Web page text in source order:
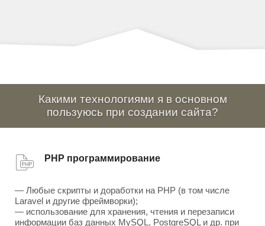
Какими технологиями я в основном
пользуюсь при создании сайта?
PHP программирование
— Любые скрипты и доработки на PHP (в том числе
Laravel и другие фреймворки);
— использование для хранения, чтения и перезаписи
информации баз данных MySQL, PostgreSQL и др. при